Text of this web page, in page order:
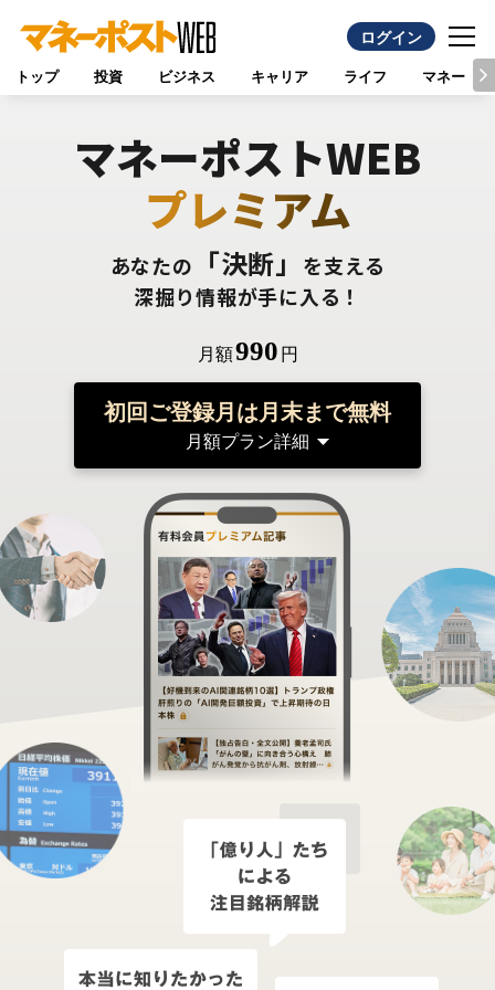
ログイン
トップ 投資 ビジネス キャリア ライフ マネー
マネーポストWEB
プレミアム
あなたの 「決断」
を支える
深掘り情報が手に入る！
月額990 円
初回ご登録月は月末まで無料
月額プラン詳細